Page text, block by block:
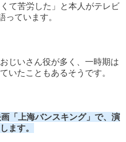
優は舞台演劇に出演する
る声優としての活動も収入
ドや企業との提携によって
ります。
て苦労した」と本人がテレビ
ています。
じいさん役が多く、一時期は
いたこともあるそうです。
「上海バンスキング」で、演
ます。